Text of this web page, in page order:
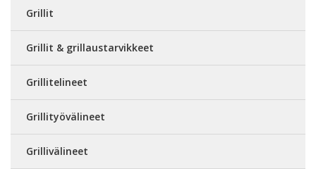
Grillit
Grillit & grillaustarvikkeet
Grillitelineet
Grillityövälineet
Grillivälineet